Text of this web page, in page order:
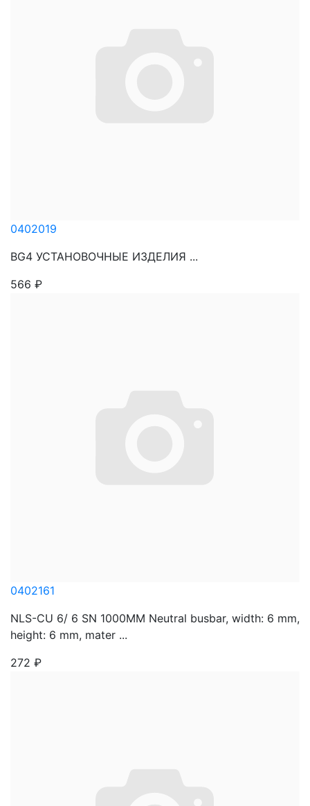
0402019
BG4 УСТАНОВОЧНЫЕ ИЗДЕЛИЯ ...
566 ₽
0402161
NLS-CU 6/ 6 SN 1000MM Neutral busbar, width: 6 mm,
height: 6 mm, mater ...
272 ₽